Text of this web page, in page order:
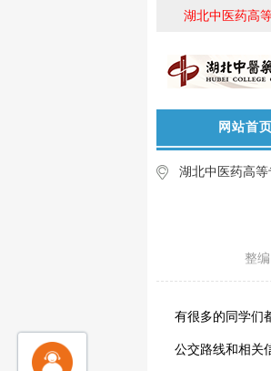
湖北中医药高
网站首页
湖北中医药高
整编
有很多的同学们
公交路线和相关